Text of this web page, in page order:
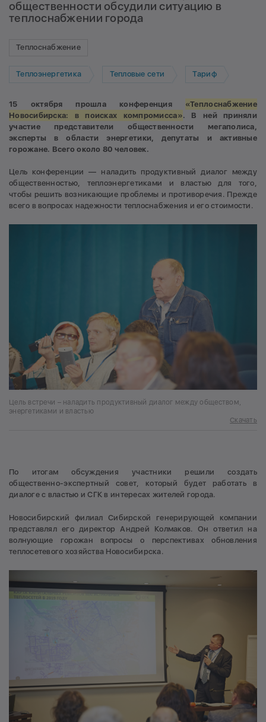
общественности обсудили ситуацию в
теплоснабжении города
Теплоснабжение
Теплоэнергетика Тепловые сети Тариф
15 октября прошла конференция «Теплоснабжение
Новосибирска: в поисках компромисса». В ней приняли
участие представители общественности мегаполиса,
эксперты в области энергетики, депутаты и активные
горожане. Всего около 80 человек.
Цель конференции — наладить продуктивный диалог между
общественностью, теплоэнергетиками и властью для того,
чтобы решить возникающие проблемы и противоречия. Прежде
всего в вопросах надежности теплоснабжения и его стоимости.
Цель встречи – наладить продуктивный диалог между обществом,
энергетиками и властью
Скачать
По итогам обсуждения участники решили создать
общественно-экспертный совет, который будет работать в
диалоге с властью и СГК в интересах жителей города.
Новосибирский филиал Сибирской генерирующей компании
представлял его директор Андрей Колмаков. Он ответил на
волнующие горожан вопросы о перспективах обновления
теплосетевого хозяйства Новосибирска.